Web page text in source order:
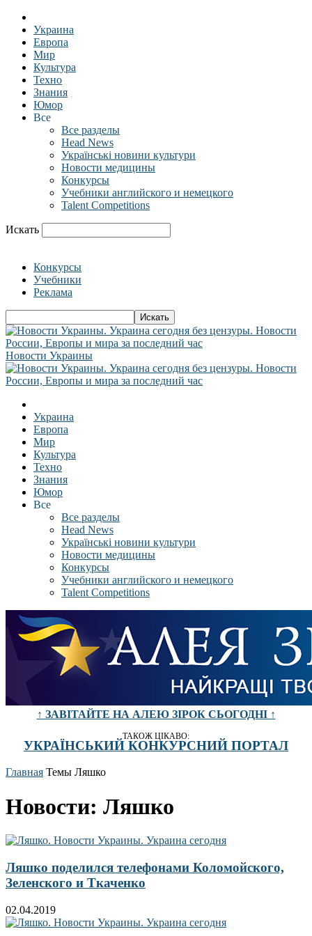
Украина
Европа
Мир
Культура
Техно
Знания
Юмор
Все
Все разделы
Head News
Українські новини культури
Новости медицины
Конкурсы
Учебники английского и немецкого
Talent Competitions
Искать
Конкурсы
Учебники
Реклама
Новости Украины
Украина
Европа
Мир
Культура
Техно
Знания
Юмор
Все
Все разделы
Head News
Українські новини культури
Новости медицины
Конкурсы
Учебники английского и немецкого
Talent Competitions
↑ ЗАВІТАЙТЕ НА АЛЕЮ ЗІРОК СЬОГОДНІ ↑
ТАКОЖ ЦІКАВО:
УКРАЇНСЬКИЙ КОНКУРСНИЙ ПОРТАЛ
Главная Темы Ляшко
Новости: Ляшко
Ляшко поделился телефонами Коломойского,
Зеленского и Ткаченко
02.04.2019